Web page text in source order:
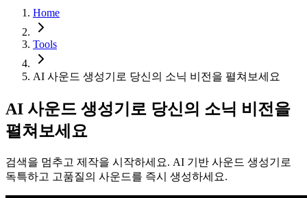
Home
Tools
AI 사운드 생성기로 당신의 소닉 비전을 펼쳐보세요
AI 사운드 생성기로 당신의 소닉 비전을
펼쳐보세요
검색을 멈추고 제작을 시작하세요. AI 기반 사운드 생성기로
독특하고 고품질의 사운드를 즉시 생성하세요.